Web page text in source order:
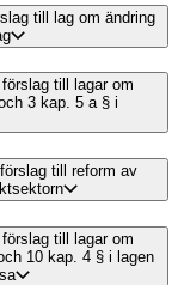
till lag om ändring
till lagar om
3 kap. 5 a § i
till reform av
till lagar om
10 kap. 4 § i lagen